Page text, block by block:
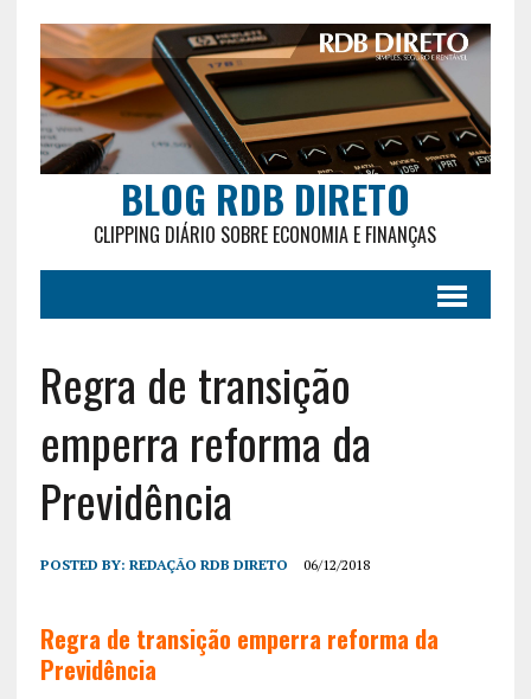
BLOG RDB DIRETO
CLIPPING DIÁRIO SOBRE ECONOMIA E FINANÇAS
Regra de transição
emperra reforma da
Previdência
POSTED BY: REDAÇÃO RDB DIRETO 06/12/2018
Regra de transição emperra reforma da
Previdência